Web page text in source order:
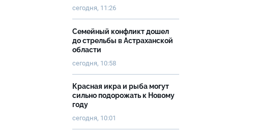
сегодня, 11:26
Семейный конфликт дошел
до стрельбы в Астраханской
области
сегодня, 10:58
Красная икра и рыба могут
сильно подорожать к Новому
году
сегодня, 10:01